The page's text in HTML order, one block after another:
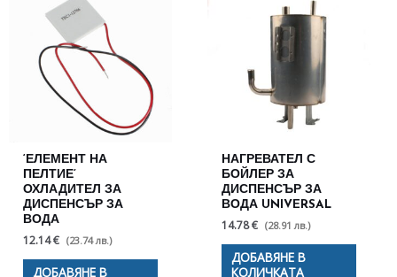
‘ЕЛЕМЕНТ НА
ПЕЛТИЕ’
ОХЛАДИТЕЛ ЗА
ДИСПЕНСЪР ЗА
ВОДА
12.14 € (23.74 лв.)
ДОБАВЯНЕ В
НАГРЕВАТЕЛ С
БОЙЛЕР ЗА
ДИСПЕНСЪР ЗА
ВОДА UNIVERSAL
14.78 € (28.91 лв.)
ДОБАВЯНЕ В
КОЛИЧКАТА